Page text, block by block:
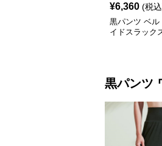
¥6,360 (税
黒パンツ ベル
イドスラック
黒パンツ